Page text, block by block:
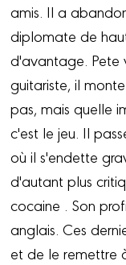
amis. Il a
diplomate de
d'avantage. Pete
guitariste, il
pas, mais quelle
c'est le jeu. Il
où il s'endette
d'autant plus
cocaine . Son
anglais. Ces
et de le remettre